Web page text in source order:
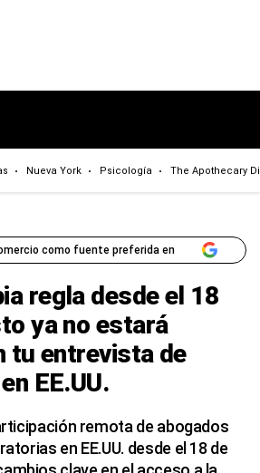
Nueva York Psicología The Apothecary
como fuente preferida en
regla desde el 18
ya no estará
tu entrevista de
EE.UU.
remota de abogados
en EE.UU. desde el 18 de